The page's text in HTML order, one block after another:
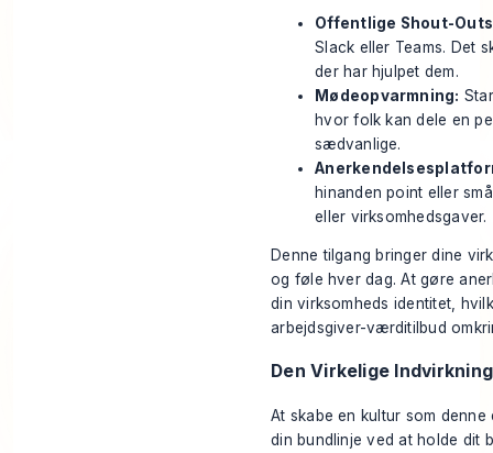
Offentlige Shout-
Slack eller Teams. Det
der har hjulpet dem.
Mødeopvarmning:
hvor folk kan dele en
sædvanlige.
hinanden point eller
eller virksomhedsgaver.
Denne tilgang bringer dine
og føle hver dag. At gøre
din virksomheds identitet,
arbejdsgiver-værditilbud
Den Virkelige
At skabe en kultur som
din bundlinje ved at holde dit